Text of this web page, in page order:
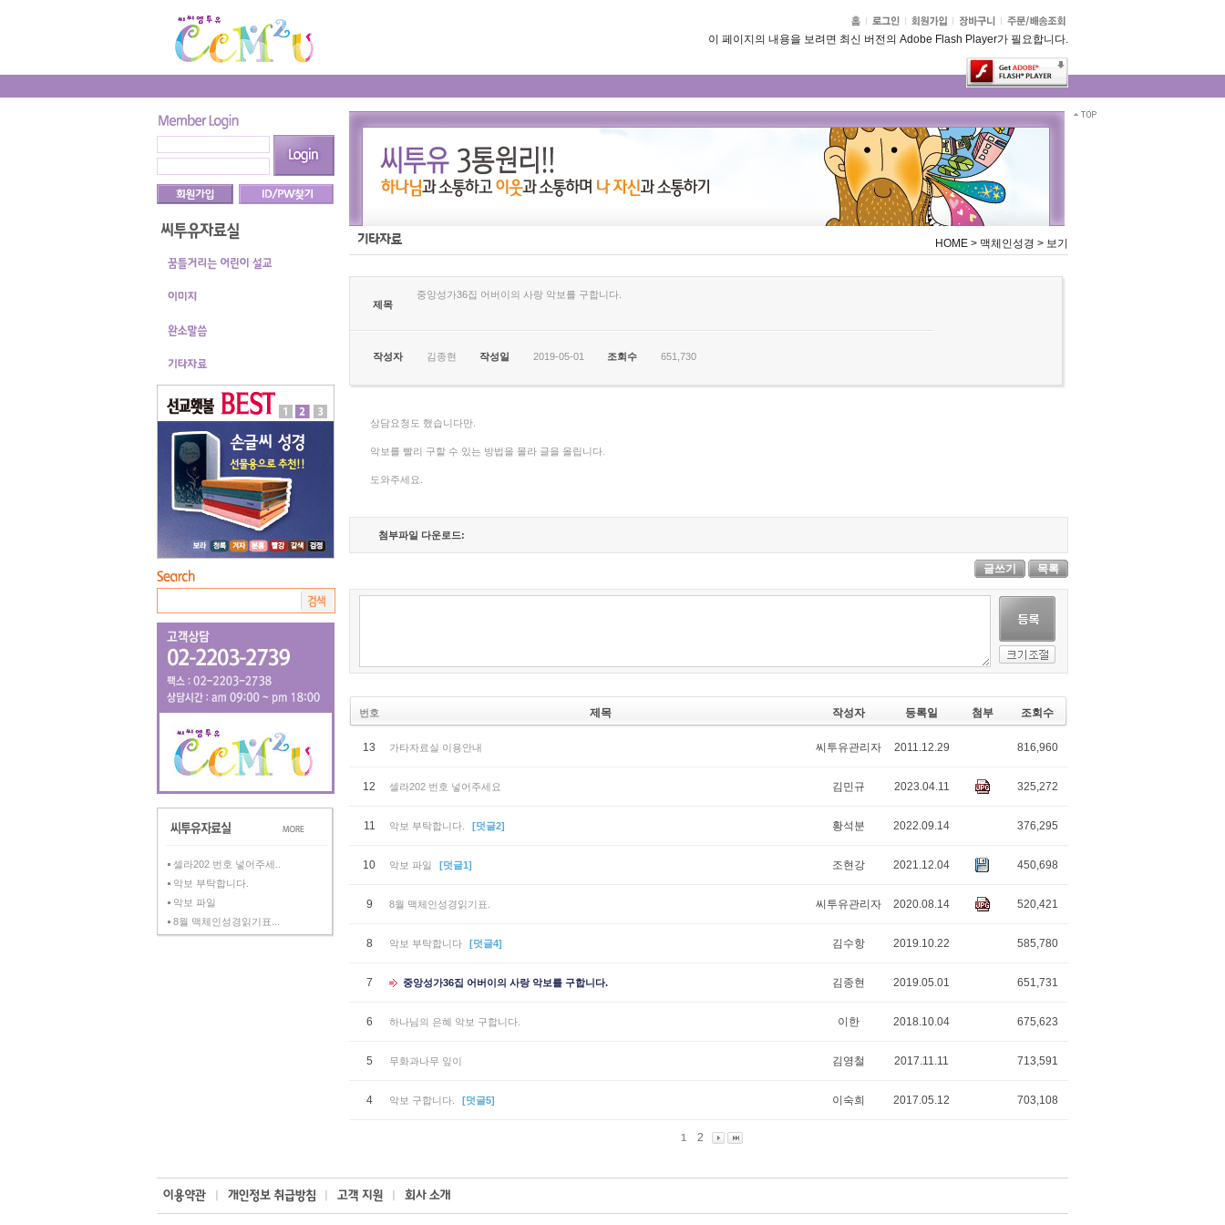
이 페이지의 내용을 보려면 최신 버전의 Adobe Flash Player가 필요합니다.
셀라202 번호 넣어주세..
악보 부탁합니다.
악보 파일
8월 맥체인성경읽기표...
HOME > 맥체인성경 > 보기
제목
중앙성가36집 어버이의 사랑 악보를 구합니다.
작성자 김종현 작성일 2019-05-01 조회수 651,730
상담요청도 했습니다만.
악보를 빨리 구할 수 있는 방법을 몰라 글을 올립니다.
도와주세요.
첨부파일 다운로드:
글쓰기 목록
번호 제목 작성자 등록일 첨부 조회수
13 가타자료실 이용안내 씨투유관리자 2011.12.29 816,960
12 셀라202 번호 넣어주세요 김민규 2023.04.11 325,272
11 악보 부탁합니다. [덧글2] 황석분 2022.09.14 376,295
10 악보 파일 [덧글1] 조현강 2021.12.04 450,698
9 8월 맥체인성경읽기표. 씨투유관리자 2020.08.14 520,421
8 악보 부탁합니다 [덧글4] 김수항 2019.10.22 585,780
7 중앙성가36집 어버이의 사랑 악보를 구합니다. 김종현 2019.05.01 651,731
6 하나님의 은혜 악보 구합니다. 이한 2018.10.04 675,623
5 무화과나무 잎이 김영철 2017.11.11 713,591
4 악보 구합니다. [덧글5] 이숙희 2017.05.12 703,108
1 2